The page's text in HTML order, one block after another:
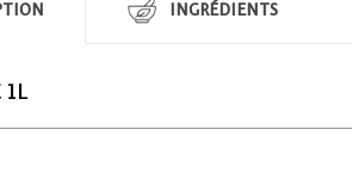
INGRÉDIENTS
1L